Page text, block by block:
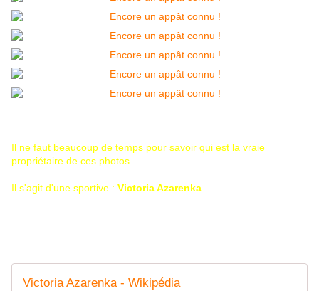
Il ne faut beaucoup de temps pour savoir qui est la vraie
propriétaire de ces photos .
Il s'agit d'une sportive : Victoria Azarenka
Victoria Azarenka - Wikipédia